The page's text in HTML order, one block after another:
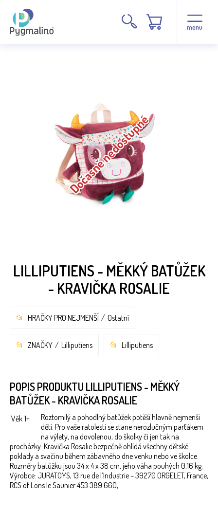
menu
Dočasně nedostupné
LILLIPUTIENS - MĚKKÝ BATŮŽEK
- KRAVIČKA ROSALIE
HRAČKY PRO NEJMENŠÍ Ostatní
ZNAČKY Lilliputiens Lilliputiens
POPIS PRODUKTU LILLIPUTIENS - MĚKKÝ
BATŮŽEK - KRAVIČKA ROSALIE
Věk 1+
Roztomilý a pohodlný batůžek potěší hlavně nejmenší
děti. Pro vaše ratolesti se stane nerozlučným parťákem
na výlety, na dovolenou, do školky či jen tak na
procházky. Kravička Rosalie bezpečně ohlídá všechny dětské
poklady a svačinu během zábavného dne venku nebo ve školce.
Rozměry batůžku jsou 34 x 4 x 38 cm, jeho váha pouhých 0,16 kg.
Výrobce: JURATOYS, 13 rue de l’Industrie – 39270 ORGELET, France,
RCS of Lons le Saunier 453 389 660,